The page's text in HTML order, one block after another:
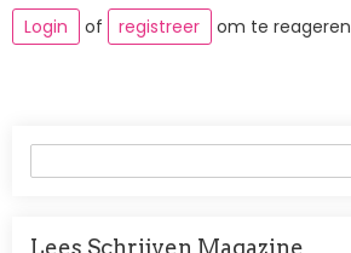
Login of registreer om te reageren
Lees Schrijven Magazine